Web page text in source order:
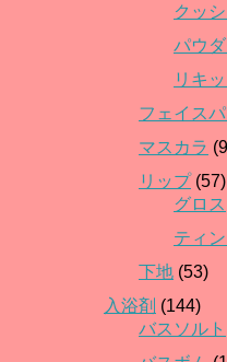
クッ
パウ
リキ
フェイス
マスカラ
リップ(57)
グロス
ティ
下地 (53)
入浴剤 (144)
バスソルト